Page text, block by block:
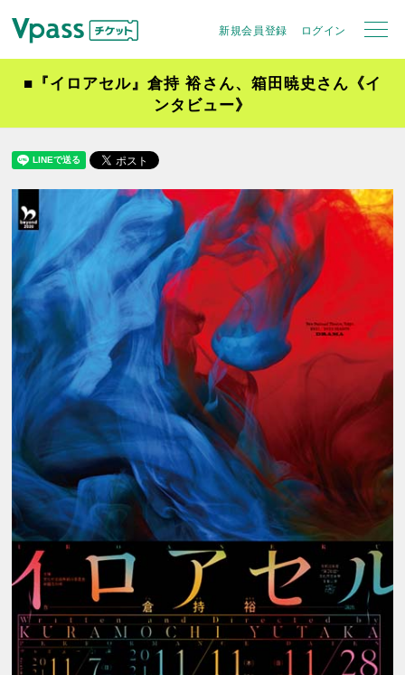
新規会員登録 ログイン
■『イロアセル』倉持 裕さん、箱田暁史さん《イ
ンタビュー》